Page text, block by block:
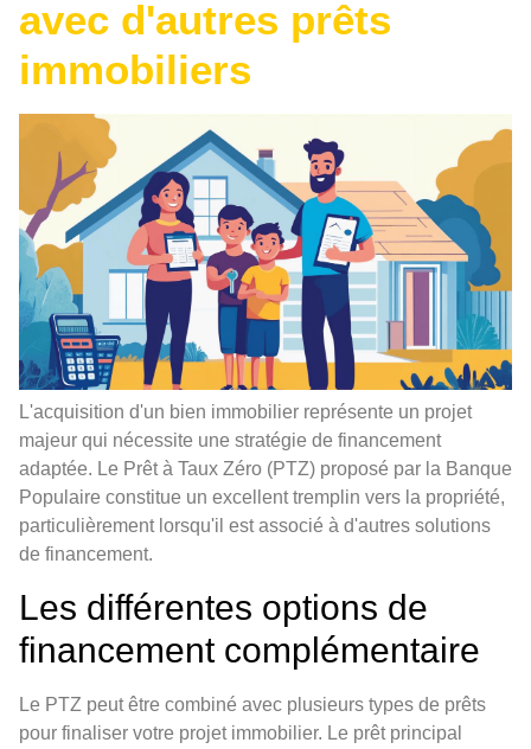
avec d'autres prêts
immobiliers
L'acquisition d'un bien immobilier représente un projet
majeur qui nécessite une stratégie de financement
adaptée. Le Prêt à Taux Zéro (PTZ) proposé par la Banque
Populaire constitue un excellent tremplin vers la propriété,
particulièrement lorsqu'il est associé à d'autres solutions
de financement.
Les différentes options de
financement complémentaire
Le PTZ peut être combiné avec plusieurs types de prêts
pour finaliser votre projet immobilier. Le prêt principal